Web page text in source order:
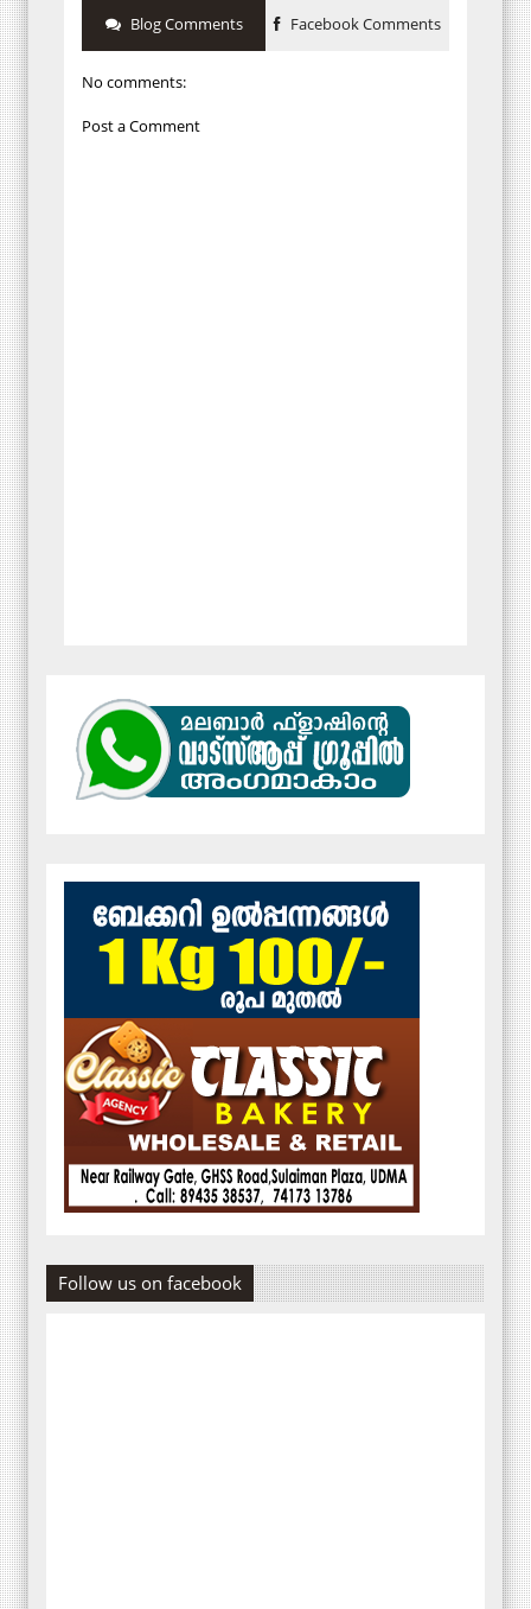
Blog Comments Facebook Comments
No comments:
Post a Comment
Follow us on facebook